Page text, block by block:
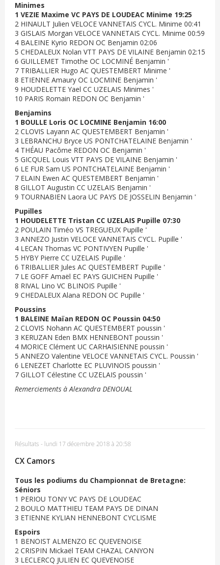
Minimes
1 VEZIE Maxime VC PAYS DE LOUDEAC Minime 19:25
2 HINAULT Julien VELOCE VANNETAIS CYCL. Minime 00:41
3 GISLAIS Morgan VELOCE VANNETAIS CYCL. Minime 00:59
4 BALEINE Kyrio REDON OC Benjamin 02:06
5 CHEDALEUX Nolan VTT PAYS DE VILAINE Benjamin 02:15
6 GUILLEMET Timothe OC LOCMINÉ Benjamin '
7 TRIBALLIER Hugo AC QUESTEMBERT Minime '
8 ETIENNE Amaury OC LOCMINE Benjamin '
9 HOUDELETTE Yael CC UZELAIS Minimes '
10 PARIS Romain REDON OC Benjamin '
Benjamins
1 BOULLE Loris OC LOCMINE Benjamin 16:00
2 CLOVIS Layann AC QUESTEMBERT Benjamin '
3 LEBRANCHU Bryce US PONTCHATELAINE Benjamin '
4 THÉAU Pacôme REDON OC Benjamin '
5 GICQUEL Louis VTT PAYS DE VILAINE Benjamin '
6 LE FUR Sam US PONTCHATELAINE Benjamin '
7 ELAIN Ewen AC QUESTEMBERT Benjamin '
8 GILLOT Augustin CC UZELAIS Benjamin '
9 TOURNABIEN Laora UC PAYS DE JOSSELIN Benjamin '
Pupilles
1 HOUDELETTE Tristan CC UZELAIS Pupille 07:30
2 POULAIN Timéo VS TREGUEUX Pupille '
3 ANNEZO Justin VELOCE VANNETAIS CYCL. Pupille '
4 LECAN Thomas VC PONTIVYEN Pupille '
5 HYBY Pierre CC UZELAIS Pupille '
6 TRIBALLIER Jules AC QUESTEMBERT Pupille '
7 LE GOFF Amaël EC PAYS GUICHEN Pupille '
8 RIVAL Lino VC BLINOIS Pupille '
9 CHEDALEUX Alana REDON OC Pupille '
Poussins
1 BALEINE Maïan REDON OC Poussin 04:50
2 CLOVIS Nohann AC QUESTEMBERT poussin '
3 KERUZAN Eden BMX HENNEBONT poussin '
4 MORICE Clément UC CARHAISIENNE poussin '
5 ANNEZO Valentine VELOCE VANNETAIS CYCL. Poussin '
6 LENEZET Charlotte EC PLUVINOIS poussin '
7 GILLOT Célestine CC UZELAIS poussin '
Remerciements à Alexandra DENOUAL
Résultats - lundi 17 décembre 2018 à 20:58
CX Camors
Tous les podiums du Championnat de Bretagne:
Séniors
1 PERIOU TONY VC PAYS DE LOUDEAC
2 BOULO MATTHIEU TEAM PAYS DE DINAN
3 ETIENNE KYLIAN HENNEBONT CYCLISME
Espoirs
1 BENOIST ALMENZO EC QUEVENOISE
2 CRISPIN Mickaël TEAM CHAZAL CANYON
3 LECLERCQ JULIEN EC QUEVENOISE